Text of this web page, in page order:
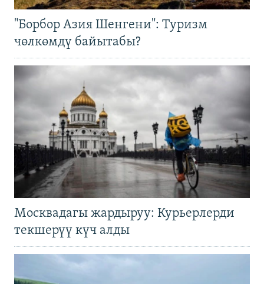
"Борбор Азия Шенгени": Туризм
чөлкөмдү байытабы?
Москвадагы жардыруу: Курьерлерди
текшерүү күч алды